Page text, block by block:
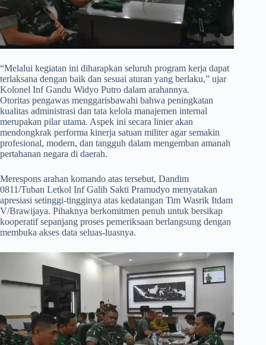
​“Melalui kegiatan ini diharapkan seluruh program kerja dapat
terlaksana dengan baik dan sesuai aturan yang berlaku,” ujar
Kolonel Inf Gandu Widyo Putro dalam arahannya.
Otoritas pengawas menggarisbawahi bahwa peningkatan
kualitas administrasi dan tata kelola manajemen internal
merupakan pilar utama. Aspek ini secara linier akan
mendongkrak performa kinerja satuan militer agar semakin
profesional, modern, dan tangguh dalam mengemban amanah
pertahanan negara di daerah.
​Merespons arahan komando atas tersebut, Dandim
0811/Tuban Letkol Inf Galih Sakti Pramudyo menyatakan
apresiasi setinggi-tingginya atas kedatangan Tim Wasrik Itdam
V/Brawijaya. Pihaknya berkomitmen penuh untuk bersikap
kooperatif sepanjang proses pemeriksaan berlangsung dengan
membuka akses data seluas-luasnya.